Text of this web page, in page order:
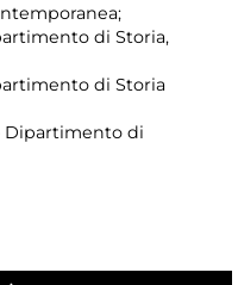
di Storia,
di Storia
Dipartimento di